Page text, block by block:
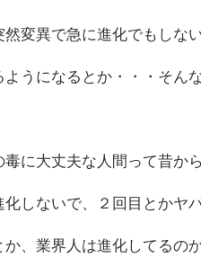
然変異で急に進化でもしな
ようになるとか・・・そん
毒に大丈夫な人間って昔から
化しないで、２回目とかヤ
か、業界人は進化してるの